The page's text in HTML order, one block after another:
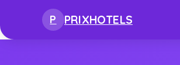
P PRIXHOTELS